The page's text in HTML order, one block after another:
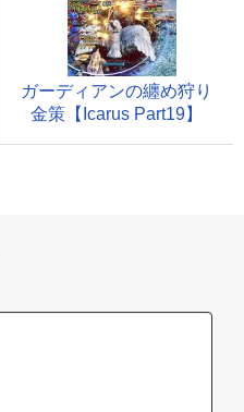
ガーディアンの纏め狩り
金策【Icarus Part19】